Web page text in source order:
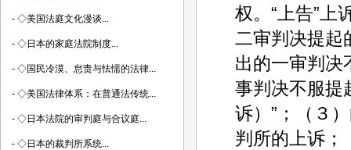
权。“上告”上
二审判决提起
出的一审判决
事判决不服提
诉）”；（３
判所的上诉；
- ◇美国法庭文化漫谈...
- ◇日本的家庭法院制度...
- ◇国民冷漠、怠责与怯懦的法律...
- ◇美国法律体系：在普通法传统...
- ◇日本法院的审判庭与合议庭...
- ◇日本的裁判所系统...